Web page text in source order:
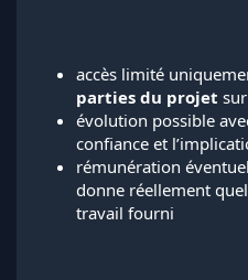
accès limité
parties du projet
évolution possible
confiance et
rémunération
donne réellement
travail fourni